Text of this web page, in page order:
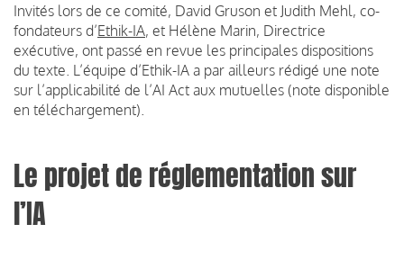
Invités lors de ce comité, David Gruson et Judith Mehl, co-
fondateurs d’Ethik-IA, et Hélène Marin, Directrice
exécutive, ont passé en revue les principales dispositions
du texte. L’équipe d’Ethik-IA a par ailleurs rédigé une note
sur l’applicabilité de l’AI Act aux mutuelles (note disponible
en téléchargement).
Le projet de réglementation sur
l’IA